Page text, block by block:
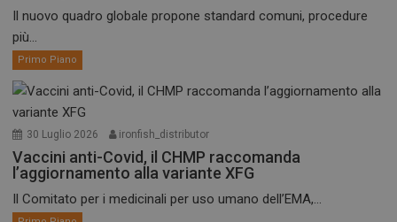
Il nuovo quadro globale propone standard comuni, procedure
più...
Primo Piano
30 Luglio 2026 ironfish_distributor
Vaccini anti-Covid, il CHMP raccomanda
l’aggiornamento alla variante XFG
Il Comitato per i medicinali per uso umano dell’EMA,...